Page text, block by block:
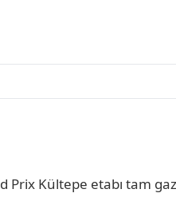
Prix Kültepe etabı tam gaz